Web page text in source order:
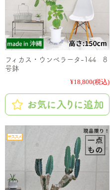
フィカス・ウンベラータ-144 8
号鉢
¥18,800(税込)